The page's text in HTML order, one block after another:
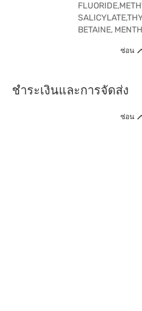
BETAINE,
ซ่อน
ชำระเงินและการจัดส่ง
ซ่อน